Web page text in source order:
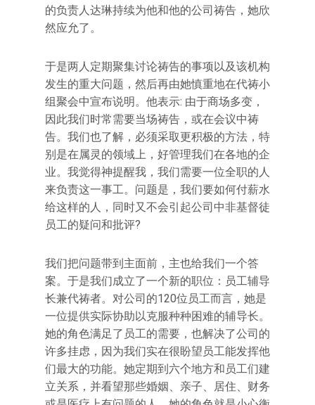
的负责人达琳持续为他和他的公司祷告，她欣
然应允了。
于是两人定期聚集讨论祷告的事项以及该机构
发生的重大问题，然后再由她慎重地在代祷小
组聚会中宣布说明。他表示: 由于商场多变，
因此我们时常需要当场祷告，或在会议中祷
告。我们也了解，必须采取更积极的方法，特
别是在属灵的领域上，好管理我们在各地的企
业。我觉得神提醒我，我们需要一位全职的人
来负责这一事工。问题是，我们要如何付薪水
给这样的人，同时又不会引起公司中非基督徒
员工的疑问和批评?
我们把问题带到主面前，主也给我们一个答
案。于是我们成立了一个新的职位：员工辅导
长兼代祷者。对公司的120位员工而言，她是
一位提供实际协助以克服种种困难的辅导长。
她的角色满足了员工的需要，也解决了公司的
许多挂虑，因为我们实在很盼望员工能发挥他
们最大的功能。她定期到六个地方和员工们建
立关系，并看望那些婚姻、亲子、居住、财务